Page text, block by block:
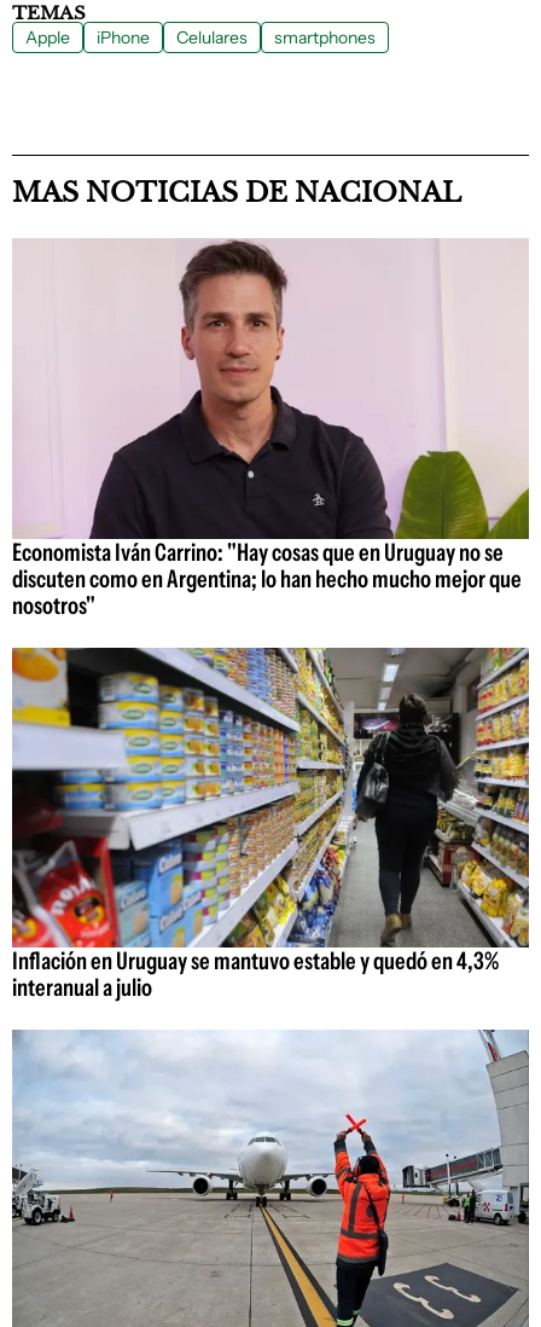
TEMAS
Apple iPhone Celulares smartphones
MAS NOTICIAS DE NACIONAL
Economista Iván Carrino: "Hay cosas que en Uruguay no se
discuten como en Argentina; lo han hecho mucho mejor que
nosotros"
Inflación en Uruguay se mantuvo estable y quedó en 4,3%
interanual a julio